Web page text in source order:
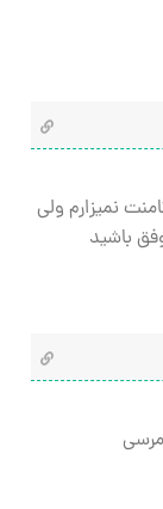
نمیزارم ولی
باشید